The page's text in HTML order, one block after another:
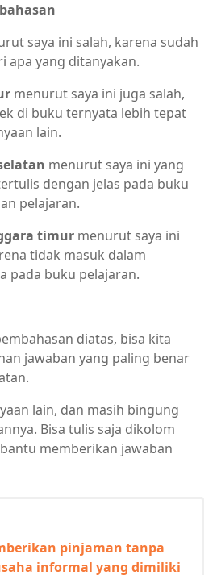
saya ini salah, karena sudah
apa yang ditanyakan.
menurut saya ini juga salah,
di buku ternyata lebih tepat
lain.
menurut saya ini yang
dengan jelas pada buku
pelajaran.
timur menurut saya ini
tidak masuk dalam
pada buku pelajaran.
diatas, bisa kita
jawaban yang paling benar
lain, dan masih bingung
Bisa tulis saja dikolom
memberikan jawaban
pinjaman tanpa
informal yang dimiliki